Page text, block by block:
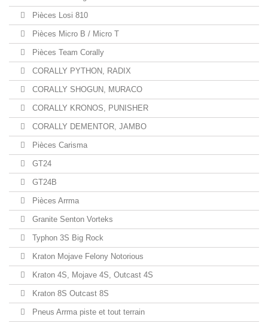
Pièces Losi 810
Pièces Micro B / Micro T
Pièces Team Corally
CORALLY PYTHON, RADIX
CORALLY SHOGUN, MURACO
CORALLY KRONOS, PUNISHER
CORALLY DEMENTOR, JAMBO
Pièces Carisma
GT24
GT24B
Pièces Arrma
Granite Senton Vorteks
Typhon 3S Big Rock
Kraton Mojave Felony Notorious
Kraton 4S, Mojave 4S, Outcast 4S
Kraton 8S Outcast 8S
Pneus Arrma piste et tout terrain